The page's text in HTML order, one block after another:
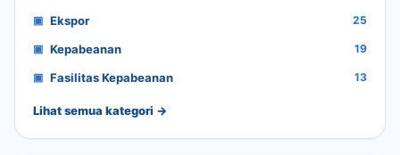
Ekspor 25
Kepabeanan 19
Fasilitas Kepabeanan 13
Lihat semua kategori →